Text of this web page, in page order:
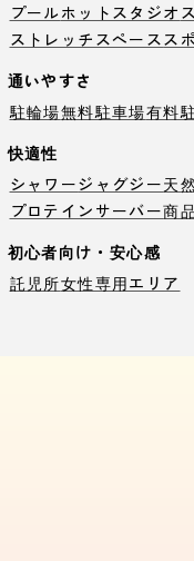
プールホットスタジオ
ストレッチスペースス
通いやすさ
駐輪場無料駐車場有料
快適性
シャワージャグジー天
プロテインサーバー商
初心者向け・安心感
託児所女性専用エリア